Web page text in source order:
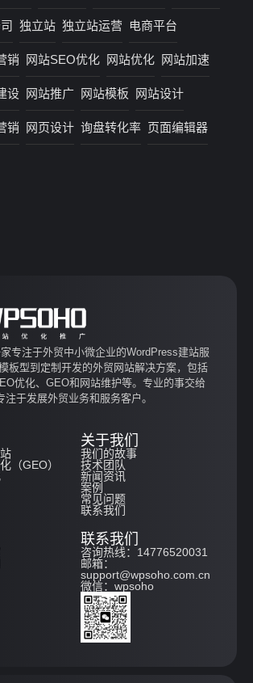
独立站 独立站运营 电商平台
销 网站SEO优化 网站优化 网站加速
设 网站推广 网站模板 网站设计
销 网页设计 询盘转化率 页面编辑器
专注于外贸中小微企业的WordPress建站服
板型到定制开发的外贸网站解决方案，包括
优化、GEO和网站维护等。专业的事交给
注于发展外贸业务和服务客户。
（GEO）
关于我们
我们的故事
技术团队
新闻资讯
案例
常见问题
联系我们
联系我们
咨询热线：14776520031
邮箱：
support@wpsoho.com.cn
微信：wpsoho